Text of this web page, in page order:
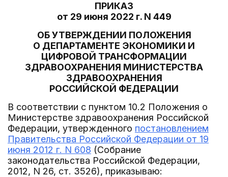
ПРИКАЗ
от 29 июня 2022 г. N 449
ОБ УТВЕРЖДЕНИИ ПОЛОЖЕНИЯ
О ДЕПАРТАМЕНТЕ ЭКОНОМИКИ И
ЦИФРОВОЙ ТРАНСФОРМАЦИИ
ЗДРАВООХРАНЕНИЯ МИНИСТЕРСТВА
ЗДРАВООХРАНЕНИЯ
РОССИЙСКОЙ ФЕДЕРАЦИИ
В соответствии с пунктом 10.2 Положения о
Министерстве здравоохранения Российской
Федерации, утвержденного постановлением
Правительства Российской Федерации от 19
июня 2012 г. N 608 (Собрание
законодательства Российской Федерации,
2012, N 26, ст. 3526), приказываю: